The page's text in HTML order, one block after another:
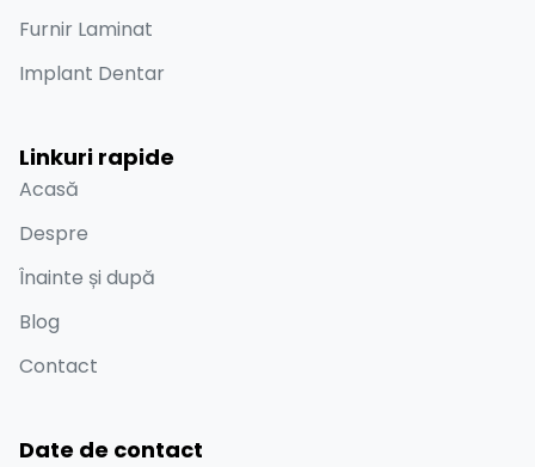
Furnir Laminat
Implant Dentar
Linkuri rapide
Acasă
Despre
Înainte și după
Blog
Contact
Date de contact